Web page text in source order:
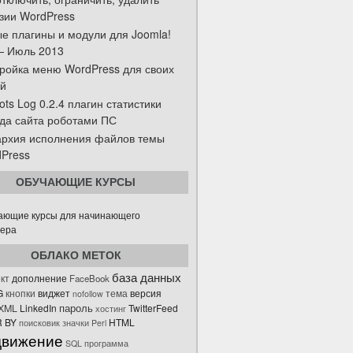
WordPress
плагины и модули для Joomla!
Июль 2013
меню WordPress для своих
Log 0.2.4 плагин статистики
сайта роботами ПС
исполнения файлов темы
ОБУЧАЮЩИЕ КУРСЫ
ОБЛАКО МЕТОК
дополнение FaceBook база данных
кнопки виджет nofollow темаверсия
LinkedIn пароль хостинг TwitterFeed
BY поисковик значки Perl HTML
SQL программа